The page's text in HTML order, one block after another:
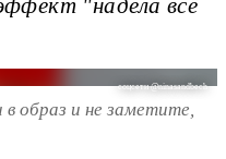
"надела всё
соцсети @ninasandbech
образ и не заметите,